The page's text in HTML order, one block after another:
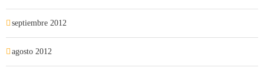
septiembre 2012
agosto 2012